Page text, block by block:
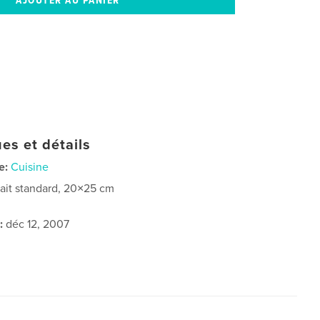
et détails
Cuisine
standard, 20×25 cm
déc 12, 2007